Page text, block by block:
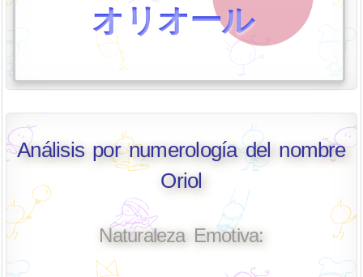
オリオール
Análisis por numerología del nombre
Oriol
Naturaleza Emotiva: